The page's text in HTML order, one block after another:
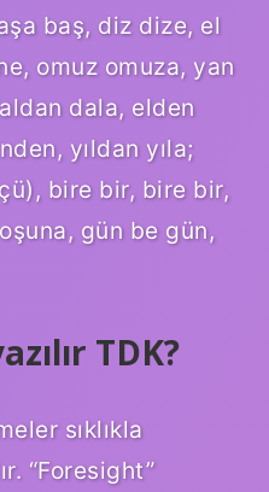
baş, diz dize, el
omuz omuza, yan
dala, elden
yıldan yıla;
bire bir, bire bir,
gün be gün,
TDK?
sıklıkla
“Foresight”